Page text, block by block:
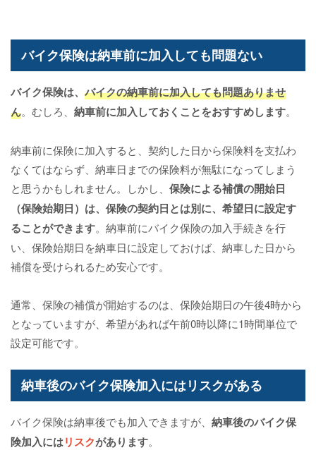
バイク保険は納車前に加入しても問題ない
バイク保険は、 バイクの納車前に加入しても問題ありませ
ん。むしろ、 納車前に加入しておくことをおすすめします。
納車前に保険に加入すると、契約した日から保険料を支払わ
なくてはならず、納車日までの保険料が無駄になってしまう
と思うかもしれません。しかし、 保険による補償の開始日
（保険始期日）は、保険の契約日とは別に、希望日に設定す
ることができます。納車前にバイク保険の加入手続きを行
い、保険始期日を納車日に設定しておけば、納車した日から
補償を受けられるため安心です。
通常、保険の補償が開始するのは、保険始期日の午後4時から
となっていますが、希望があれば午前0時以降に1時間単位で
設定可能です。
納車後のバイク保険加入にはリスクがある
バイク保険は納車後でも加入できますが、 納車後のバイク保
険加入にはリスクがあります。